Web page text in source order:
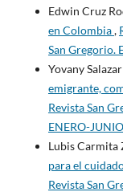
Edwin Cruz
en Colombia,
San Gregorio.
Yovany
emigrante,
Revista San
ENERO-
Lubis Carmita
para el
Revista San